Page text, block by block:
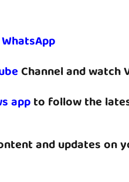
WhatsApp
Channel and watch
appto follow the
and updates on